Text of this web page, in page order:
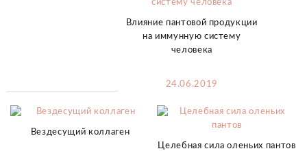
Влияние пантовой продукции
на иммунную систему
человека
24.06.2019
Вездесущий коллаген
Целебная сила оленьих пантов